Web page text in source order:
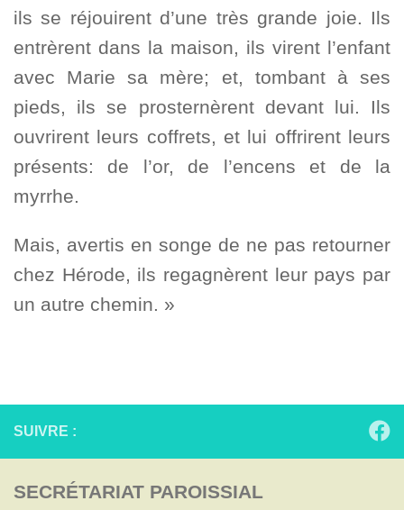
ils se réjouirent d’une très grande joie. Ils
entrèrent dans la maison, ils virent l’enfant
avec Marie sa mère; et, tombant à ses
pieds, ils se prosternèrent devant lui. Ils
ouvrirent leurs coffrets, et lui offrirent leurs
présents: de l’or, de l’encens et de la
myrrhe.
Mais, avertis en songe de ne pas retourner
chez Hérode, ils regagnèrent leur pays par
un autre chemin. »
SUIVRE :
SECRÉTARIAT PAROISSIAL